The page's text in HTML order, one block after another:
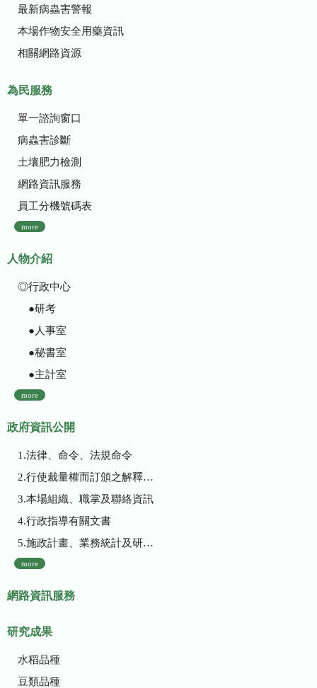
最新病蟲害警報
本場作物安全用藥資訊
相關網路資源
為民服務
單一諮詢窗口
病蟲害診斷
土壤肥力檢測
網路資訊服務
員工分機號碼表
more
人物介紹
◎行政中心
●研考
●人事室
●秘書室
●主計室
more
政府資訊公開
1.法律、命令、法規命令
2.行使裁量權而訂頒之解釋性規定及裁量基準
3.本場組織、職掌及聯絡資訊
4.行政指導有關文書
5.施政計畫、業務統計及研究報告
more
網路資訊服務
研究成果
水稻品種
豆類品種